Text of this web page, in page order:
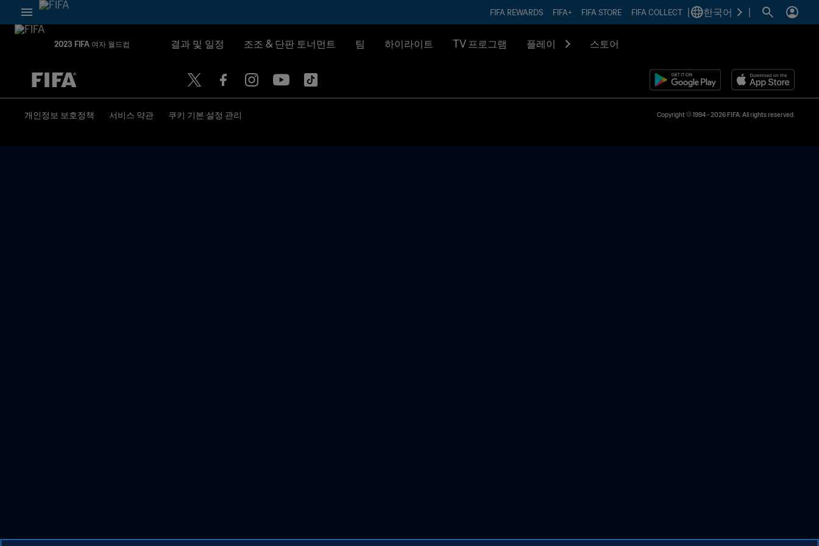
FIFA REWARDS FIFA+ FIFA STORE FIFA COLLECT 한국어
2023 FIFA 여자 월드컵 결과 및 일정 조조 & 단판 토너먼트 팀 하이라이트 TV 프로그램 플레이 스토어
추후 결정 vs. 추후 결정
개인정보 보호정책 서비스 약관 쿠키 기본 설정 관리 Copyright © 1994 - 2026 FIFA. All rights reserved.